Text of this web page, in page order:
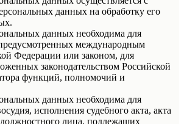
данных на обработку его
данных необходима для
международным
Федерации или законом, для
законодательством Российской
функций, полномочий и
данных необходима для
исполнения судебного акта, акта
лица, подлежащих